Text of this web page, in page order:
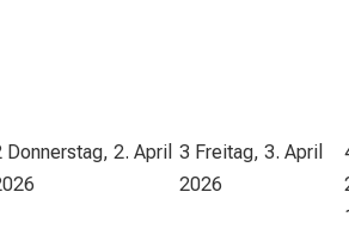
Donnerstag, 2. April 3 Freitag, 3. April
2026